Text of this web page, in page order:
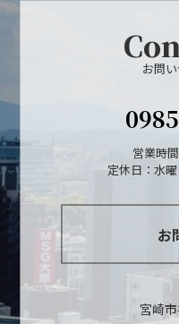
お問
営業時
定休日：水曜
お
宮崎